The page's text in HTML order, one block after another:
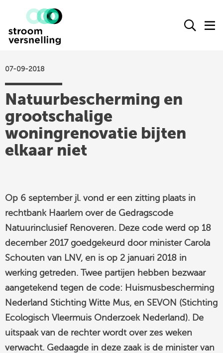
Stroomversnelling
agenda
kennisproducten
leden
over ons
Stroomversnelling
op
linkedin
07-09-2018
Natuurbescherming en
grootschalige
woningrenovatie bijten
elkaar niet
Op 6 september jl. vond er een zitting plaats in
rechtbank Haarlem over de Gedragscode
Natuurinclusief Renoveren. Deze code werd op 18
december 2017 goedgekeurd door minister Carola
Schouten van LNV, en is op 2 januari 2018 in
werking getreden. Twee partijen hebben bezwaar
aangetekend tegen de code: Huismusbescherming
Nederland Stichting Witte Mus, en SEVON (Stichting
Ecologisch Vleermuis Onderzoek Nederland). De
uitspaak van de rechter wordt over zes weken
verwacht. Gedaagde in deze zaak is de minister van